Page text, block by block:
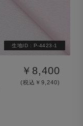
生地ID : P-4423-1
￥8,400
(税込￥9,240)